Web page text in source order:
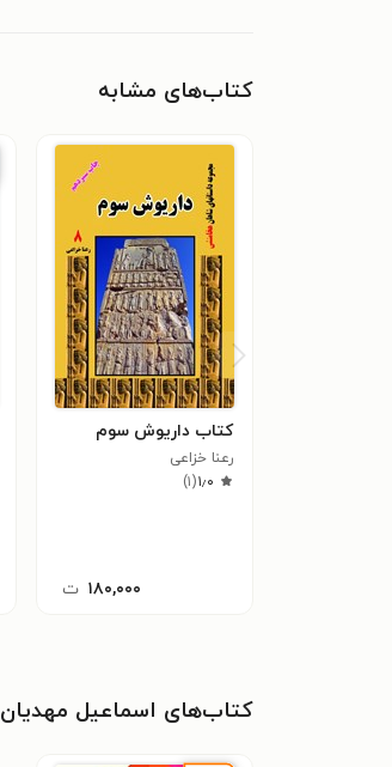
کتاب‌های مشابه
کتاب داریوش سوم
رعنا خزاعی
۱٫۰(۱)
۱۸۰,۰۰۰ ت
کتاب‌های اسماعیل مهدیان